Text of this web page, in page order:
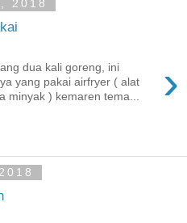
2018
›
dua kali goreng, ini
yang pakai airfryer ( alat
minyak ) kemaren tema...